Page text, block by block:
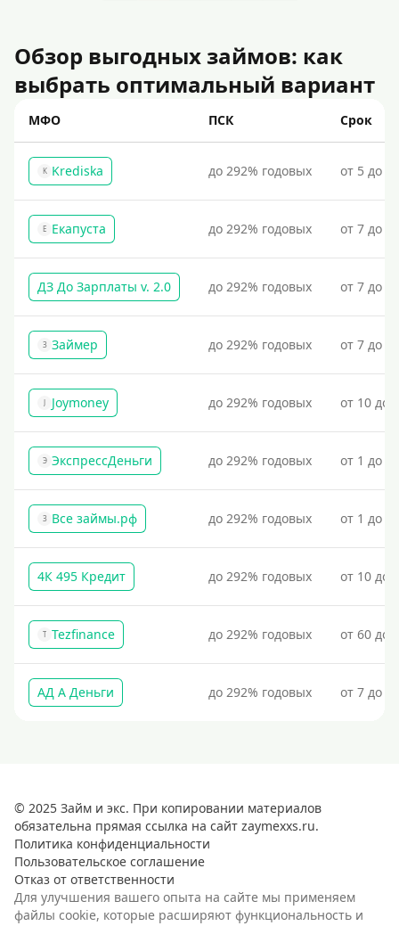
Обзор выгодных займов: как
выбрать оптимальный вариант
МФО ПСК Срок
K Krediska до 292% годовых от 5 до
Е Екапуста до 292% годовых от 7 до
ДЗ До Зарплаты v. 2.0 до 292% годовых от 7 до
З Займер до 292% годовых от 7 до
J Joymoney до 292% годовых от 10 до
Э ЭкспрессДеньги до 292% годовых от 1 до
З Все займы.рф до 292% годовых от 1 до
4К 495 Кредит до 292% годовых от 10 до
T Tezfinance до 292% годовых от 60 до
АД А Деньги до 292% годовых от 7 до
© 2025 Займ и экс. При копировании материалов
обязательна прямая ссылка на сайт zaymexxs.ru.
Политика конфиденциальности
Пользовательское соглашение
Отказ от ответственности
Для улучшения вашего опыта на сайте мы применяем
файлы cookie, которые расширяют функциональность и